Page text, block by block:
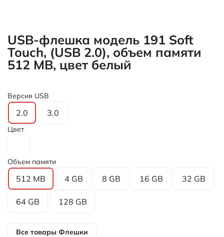
USB-флешка модель 191 Soft
Touch, (USB 2.0), объем памяти
512 MB, цвет белый
Версия USB
2.0 3.0
Цвет
Объем памяти
512 MB 4 GB 8 GB 16 GB 32 GB
64 GB 128 GB
Все товары Флешки